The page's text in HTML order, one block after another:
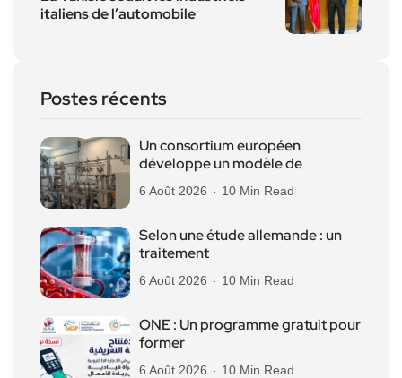
italiens de l’automobile
Postes récents
Un consortium européen
développe un modèle de
6 Août 2026 10 Min Read
Selon une étude allemande : un
traitement
6 Août 2026 10 Min Read
ONE : Un programme gratuit pour
former
6 Août 2026 10 Min Read